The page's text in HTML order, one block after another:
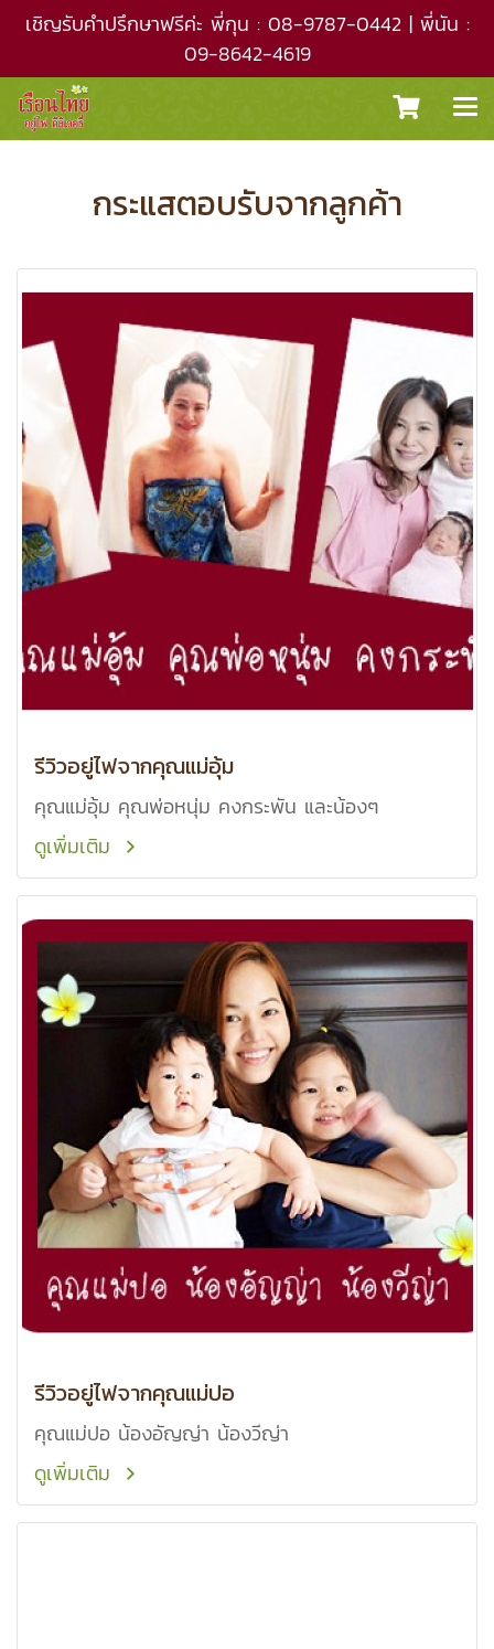
เชิญรับคำปรึกษาฟรีค่ะ พี่กุน : 08-9787-0442 | พี่นัน :
09-8642-4619
กระแสตอบรับจากลูกค้า
รีวิวอยู่ไฟจากคุณแม่อุ้ม
คุณแม่อุ้ม คุณพ่อหนุ่ม คงกระพัน และน้องๆ
ดูเพิ่มเติม
รีวิวอยู่ไฟจากคุณแม่ปอ
คุณแม่ปอ น้องอัญญ่า น้องวีญ่า
ดูเพิ่มเติม